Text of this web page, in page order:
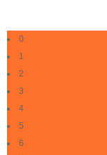
0
1
2
3
4
5
6